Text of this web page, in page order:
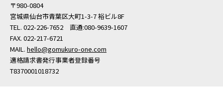
〒980-0804
宮城県仙台市青葉区大町1-3-7 裕ビル8F
TEL. 022-226-7652 直通:080-9639-1607
FAX. 022-217-6721
MAIL. hello@gomukuro-one.com
適格請求書発行事業者登録番号
T8370001018732